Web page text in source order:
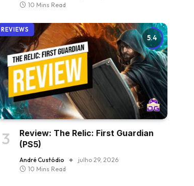
10 Mins Read
5.4
REVIEWS
Review: The Relic: First Guardian
(PS5)
André Custódio
julho 29, 2026
10 Mins Read